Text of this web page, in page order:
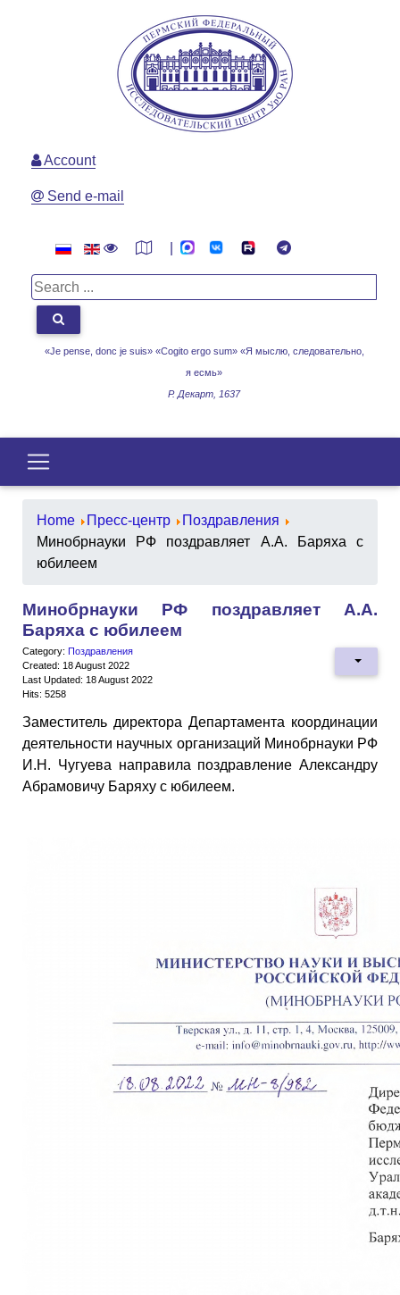
«Je pense, donc je suis» «Cogito ergo sum» «Я мыслю, следовательно,
я есмь»
Р. Декарт, 1637
Account
Send e-mail
Home Пресс-центр
Поздравления
Минобрнауки РФ поздравляет А.А. Баряха с
юбилеем
Минобрнауки РФ поздравляет А.А.
Баряха с юбилеем
Category: Поздравления
Created: 18 August 2022
Last Updated: 18 August 2022
Hits: 5258
Заместитель директора Департамента координации
деятельности научных организаций Минобрнауки РФ
И.Н. Чугуева направила поздравление Александру
Абрамовичу Баряху с юбилеем.